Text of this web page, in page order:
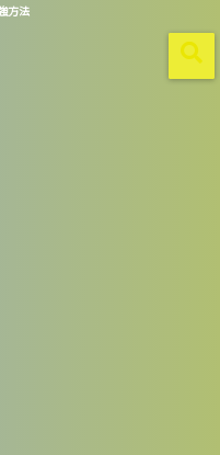
方法